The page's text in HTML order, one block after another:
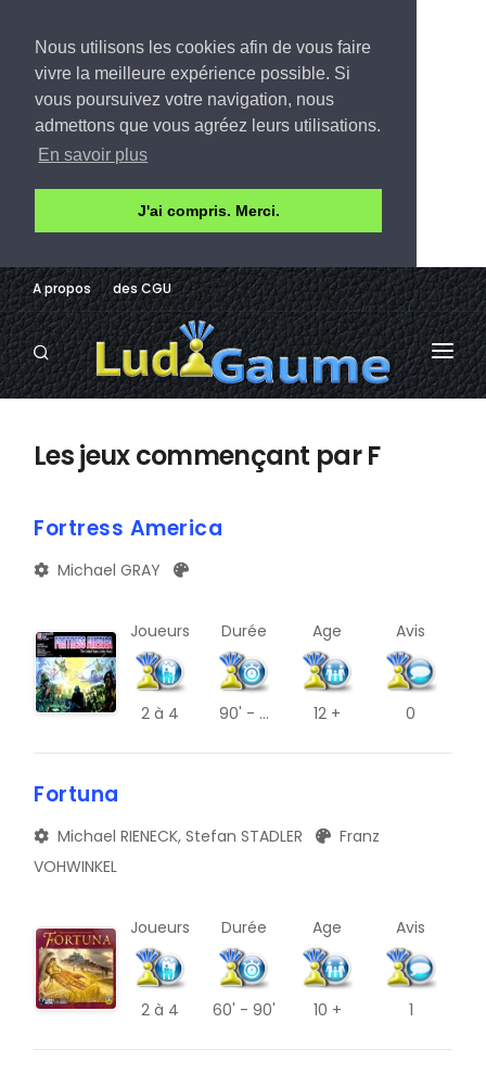
Nous utilisons les cookies afin de vous faire
vivre la meilleure expérience possible. Si
vous poursuivez votre navigation, nous
admettons que vous agréez leurs utilisations.
En savoir plus
J'ai compris. Merci.
A propos des CGU
LUDOTHÈQUE
E
Q
U
Y
B
F
N
R
V
Z
AVIS
CONTACT
Les jeux commençant par F
Fortress America
Michael GRAY
Joueurs
2 à 4
Durée
90' - ...
Age
12 +
Avis
0
Fortuna
Michael RIENECK, Stefan STADLER
Franz
VOHWINKEL
Joueurs
2 à 4
Durée
60' - 90'
Age
10 +
Avis
1